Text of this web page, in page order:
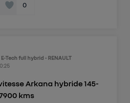
0
Tech full hybrid - RENAULT
Arkana hybride 145-
kms